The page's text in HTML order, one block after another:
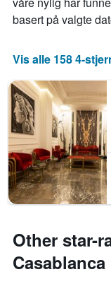
basert på valgte
Vis alle 158 4-
Other star-
Casablanca